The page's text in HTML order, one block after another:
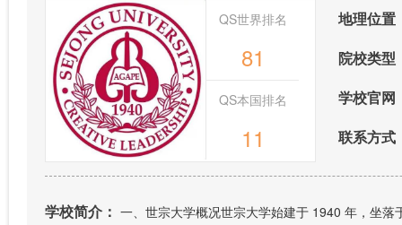
QS世界排名
81
QS本国排名
11
地理位置
院校类型
学校官网
联系方式
学校简介： 一、世宗大学概况世宗大学始建于 1940 年，坐